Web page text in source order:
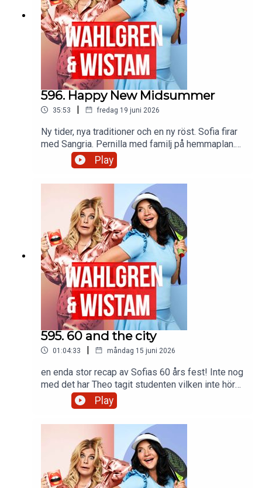
596. Happy New Midsummer
35:53 | fredag 19 juni 2026
Ny tider, nya traditioner och en ny röst. Sofia firar
med Sangria. Pernilla med familj på hemmaplan.
Hot Girl VM-sommar får sin förklaring. Och vi ger
våra bästa råd till unga hungriga. Glad
midsommar!
Play
595. 60 and the city
01:04:33 | måndag 15 juni 2026
en enda stor recap av Sofias 60 års fest! Inte nog
med det har Theo tagit studenten vilken inte hör
till vanligheten hos familjen Wahlgren Ingrosso.
Play